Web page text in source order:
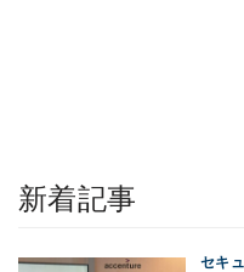
新着記事
セキ